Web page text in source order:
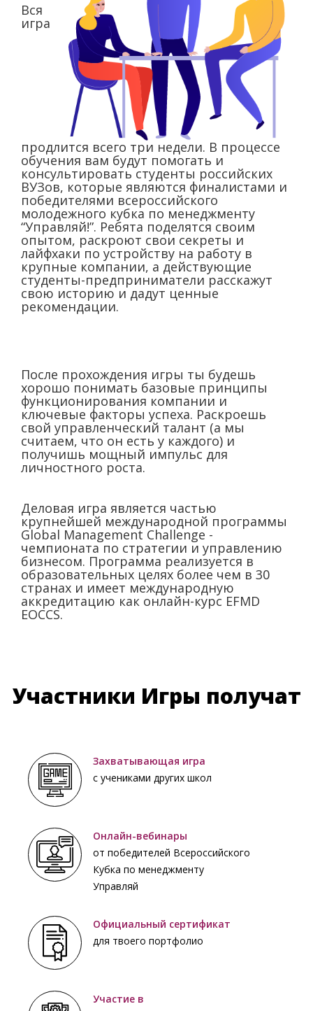
Вся
игра
продлится всего три недели. В процессе
обучения вам будут помогать и
консультировать студенты российских
ВУЗов, которые являются финалистами и
победителями всероссийского
молодежного кубка по менеджменту
“Управляй!”. Ребята поделятся своим
опытом, раскроют свои секреты и
лайфхаки по устройству на работу в
крупные компании, а действующие
студенты-предприниматели расскажут
свою историю и дадут ценные
рекомендации.
После прохождения игры ты будешь
хорошо понимать базовые принципы
функционирования компании и
ключевые факторы успеха. Раскроешь
свой управленческий талант (а мы
считаем, что он есть у каждого) и
получишь мощный импульс для
личностного роста.
Деловая игра является частью
крупнейшей международной программы
Global Management Challenge -
чемпионата по стратегии и управлению
бизнесом. Программа реализуется в
образовательных целях более чем в 30
странах и имеет международную
аккредитацию как онлайн-курс EFMD
EOCCS.
Участники Игры получат
Захватывающая игра
с учениками других школ
Онлайн-вебинары
от победителей Всероссийского
Кубка по менеджменту
Управляй
Официальный сертификат
для твоего портфолио
Участие в